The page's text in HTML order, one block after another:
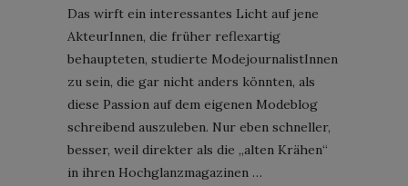
Das wirft ein interessantes Licht auf jene
AkteurInnen, die früher reflexartig
behaupteten, studierte ModejournalistInnen
zu sein, die gar nicht anders könnten, als
diese Passion auf dem eigenen Modeblog
schreibend auszuleben. Nur eben schneller,
besser, weil direkter als die „alten Krähen“
in ihren Hochglanzmagazinen …